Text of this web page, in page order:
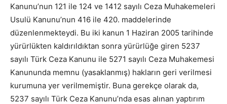
Kanunu’nun 121 ile 124 ve 1412 sayılı Ceza Muhakemeleri
Usulü Kanunu’nun 416 ile 420. maddelerinde
düzenlenmekteydi. Bu iki kanun 1 Haziran 2005 tarihinde
yürürlükten kaldırıldıktan sonra yürürlüğe giren 5237
sayılı Türk Ceza Kanunu ile 5271 sayılı Ceza Muhakemesi
Kanununda memnu (yasaklanmış) hakların geri verilmesi
kurumuna yer verilmemiştir. Buna gerekçe olarak da,
5237 sayılı Türk Ceza Kanunu’nda esas alınan yaptırım